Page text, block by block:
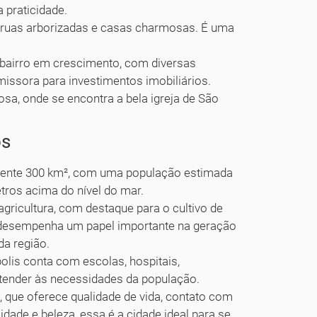
praticidade.
arborizadas e casas charmosas. É uma
em crescimento, com diversas
para investimentos imobiliários.
onde se encontra a bela igreja de São
300 km², com uma população estimada
acima do nível do mar.
com destaque para o cultivo de
um papel importante na geração
região.
conta com escolas, hospitais,
às necessidades da população.
oferece qualidade de vida, contato com
e beleza, essa é a cidade ideal para se